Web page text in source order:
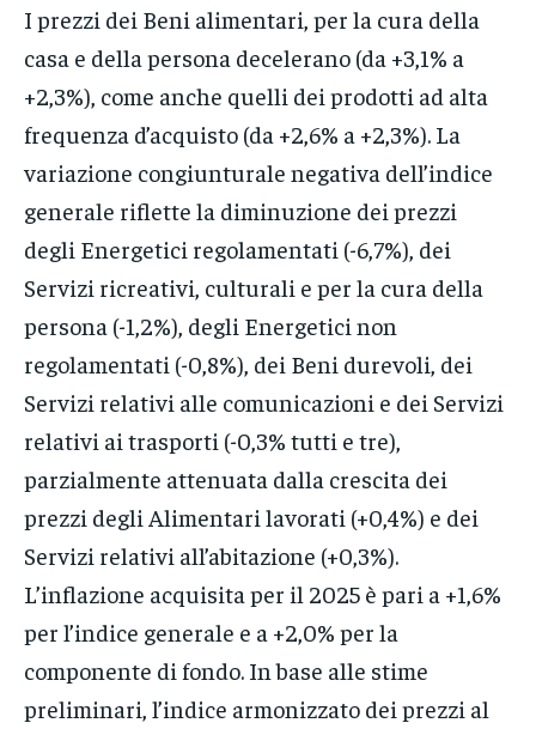
I prezzi dei Beni alimentari, per la cura della
casa e della persona decelerano (da +3,1% a
+2,3%), come anche quelli dei prodotti ad alta
frequenza d’acquisto (da +2,6% a +2,3%). La
variazione congiunturale negativa dell’indice
generale riflette la diminuzione dei prezzi
degli Energetici regolamentati (-6,7%), dei
Servizi ricreativi, culturali e per la cura della
persona (-1,2%), degli Energetici non
regolamentati (-0,8%), dei Beni durevoli, dei
Servizi relativi alle comunicazioni e dei Servizi
relativi ai trasporti (-0,3% tutti e tre),
parzialmente attenuata dalla crescita dei
prezzi degli Alimentari lavorati (+0,4%) e dei
Servizi relativi all’abitazione (+0,3%).
L’inflazione acquisita per il 2025 è pari a +1,6%
per l’indice generale e a +2,0% per la
componente di fondo. In base alle stime
preliminari, l’indice armonizzato dei prezzi al